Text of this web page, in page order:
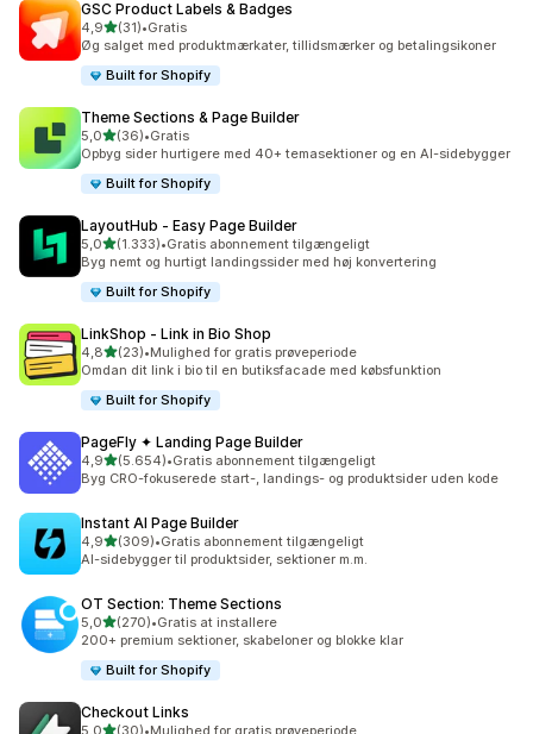
GSC Product Labels & Badges
4,9ud af 5 stjerner
(31)
31 anmeldelser i alt
•Gratis
Øg salget med produktmærkater, tillidsmærker og betalingsikoner
Built for Shopify
Theme Sections & Page Builder
5,0ud af 5 stjerner
(36)
36 anmeldelser i alt
•Gratis
Opbyg sider hurtigere med 40+ temasektioner og en AI-sidebygger
Built for Shopify
LayoutHub ‑ Easy Page Builder
5,0ud af 5 stjerner
(1.333)
1333 anmeldelser i alt
•Gratis abonnement tilgængeligt
Byg nemt og hurtigt landingssider med høj konvertering
Built for Shopify
LinkShop ‑ Link in Bio Shop
4,8ud af 5 stjerner
(23)
23 anmeldelser i alt
•Mulighed for gratis prøveperiode
Omdan dit link i bio til en butiksfacade med købsfunktion
Built for Shopify
PageFly ✦ Landing Page Builder
4,9ud af 5 stjerner
(5.654)
5654 anmeldelser i alt
•Gratis abonnement tilgængeligt
Byg CRO-fokuserede start-, landings- og produktsider uden kode
Instant AI Page Builder
4,9ud af 5 stjerner
(309)
309 anmeldelser i alt
•Gratis abonnement tilgængeligt
AI-sidebygger til produktsider, sektioner m.m.
OT Section: Theme Sections
5,0ud af 5 stjerner
(270)
270 anmeldelser i alt
•Gratis at installere
200+ premium sektioner, skabeloner og blokke klar
Built for Shopify
Checkout Links
5,0ud af 5 stjerner
(30)•Mulighed for gratis prøveperiode